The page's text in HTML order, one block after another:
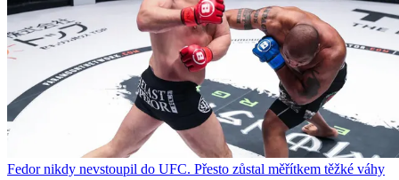
Fedor nikdy nevstoupil do UFC. Přesto zůstal měřítkem těžké váhy